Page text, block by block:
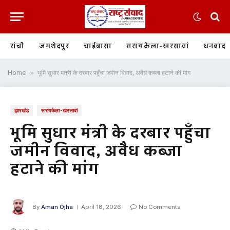
रांची जमशेदपुर चाईबासा सरायकेला-खरसावां धनबाद
Home » भूमि सुधार मंत्री के दरबार पहुँचा जमीन विवाद, अवैध कब्जा हटाने की मांग
झारखंड सरायकेला-खरसावां
भूमि सुधार मंत्री के दरबार पहुँचा
जमीन विवाद, अवैध कब्जा
हटाने की मांग
By Aman Ojha April 18, 2026 No Comments